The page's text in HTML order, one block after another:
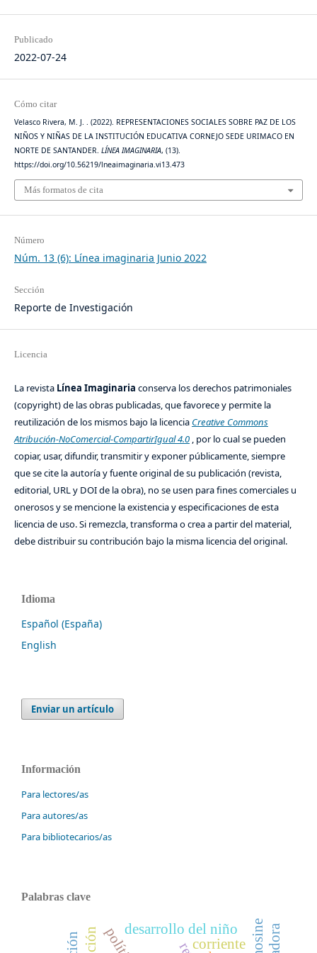
Publicado
2022-07-24
Cómo citar
Velasco Rivera, M. J. . (2022). REPRESENTACIONES SOCIALES SOBRE PAZ DE LOS
NIÑOS Y NIÑAS DE LA INSTITUCIÓN EDUCATIVA CORNEJO SEDE URIMACO EN
NORTE DE SANTANDER. LÍNEA IMAGINARIA, (13).
https://doi.org/10.56219/lneaimaginaria.vi13.473
Más formatos de cita
Número
Núm. 13 (6): Línea imaginaria Junio 2022
Sección
Reporte de Investigación
Licencia
La revista Línea Imaginaria conserva los derechos patrimoniales
(copyright) de las obras publicadas, que favorece y permite la
reutilización de los mismos bajo la licencia Creative Commons
Atribución-NoComercial-CompartirIgual 4.0, por lo cual se pueden
copiar, usar, difundir, transmitir y exponer públicamente, siempre
que se cite la autoría y fuente original de su publicación (revista,
editorial, URL y DOI de la obra), no se usen para fines comerciales u
onerosos y se mencione la existencia y especificaciones de esta
licencia de uso. Si remezcla, transforma o crea a partir del material,
debe distribuir su contribución bajo la misma licencia del original.
Idioma
Español (España)
English
Enviar un artículo
Información
Para lectores/as
Para autores/as
Para bibliotecarios/as
Palabras clave
desarrollo del niño
corriente